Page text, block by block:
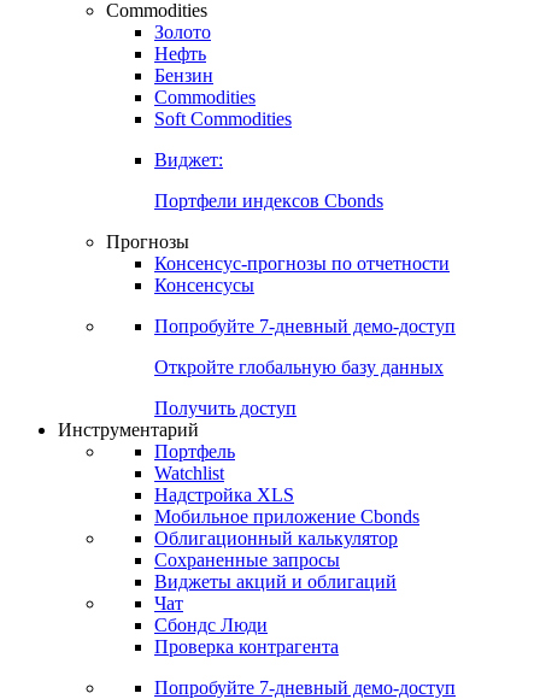
Commodities
Золото
Нефть
Бензин
Commodities
Soft Commodities
Виджет:
Портфели индексов Cbonds
Прогнозы
Консенсус-прогнозы по отчетности
Консенсусы
Попробуйте 7-дневный демо-доступ
Откройте глобальную базу данных
Получить доступ
Инструментарий
Портфель
Watchlist
Надстройка XLS
Мобильное приложение Cbonds
Облигационный калькулятор
Сохраненные запросы
Виджеты акций и облигаций
Чат
Сбондс Люди
Проверка контрагента
Попробуйте 7-дневный демо-доступ